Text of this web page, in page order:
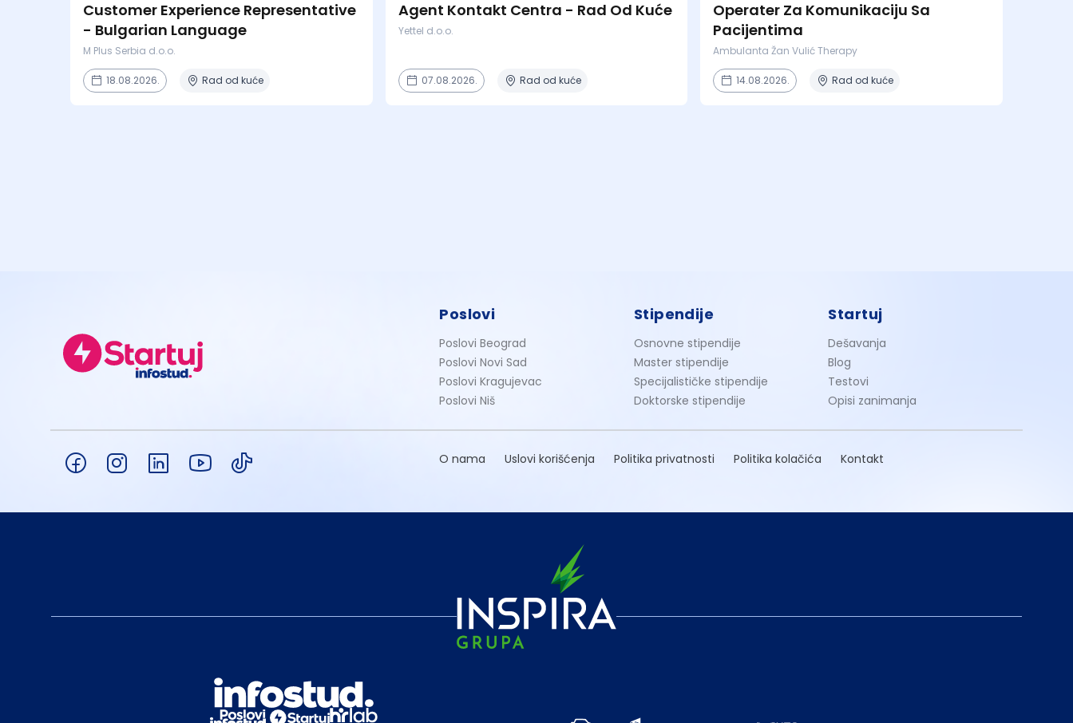
Customer Experience Representative
- Bulgarian Language
M Plus Serbia d.o.o.
18.08.2026. Rad od kuće
Agent Kontakt Centra - Rad Od Kuće
Yettel d.o.o.
07.08.2026. Rad od kuće
Operater Za Komunikaciju Sa
Pacijentima
Ambulanta Žan Vulić Therapy
14.08.2026. Rad od kuće
Poslovi
Poslovi Beograd
Poslovi Novi Sad
Poslovi Kragujevac
Poslovi Niš
Stipendije
Osnovne stipendije
Master stipendije
Specijalističke stipendije
Doktorske stipendije
Startuj
Dešavanja
Blog
Testovi
Opisi zanimanja
O nama Uslovi korišćenja Politika privatnosti Politika kolačića Kontakt